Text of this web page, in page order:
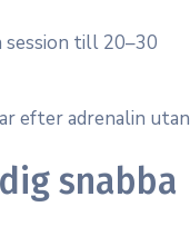
session till 20–30
efter adrenalin utan
snabba